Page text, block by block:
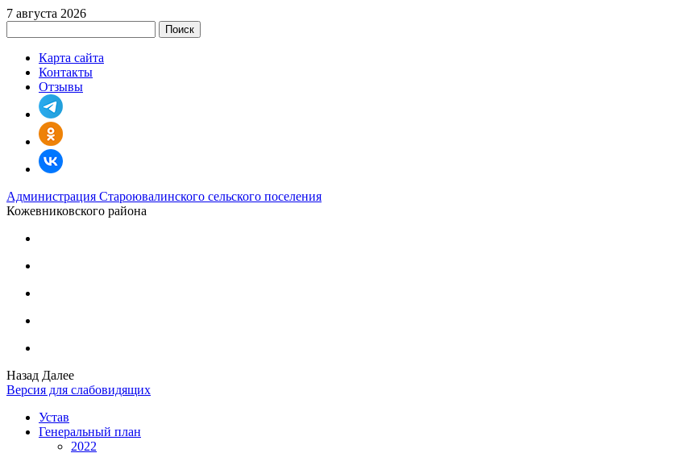
7 августа 2026
Поиск
Карта сайта
Контакты
Отзывы
Администрация Староювалинского сельского поселения
Кожевниковского района
Назад Далее
Версия для слабовидящих
Устав
Генеральный план
2022